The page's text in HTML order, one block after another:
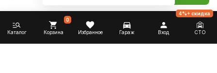
Каталог Корзина
0
Избранное Гараж Вход СТО
4%+ скидка